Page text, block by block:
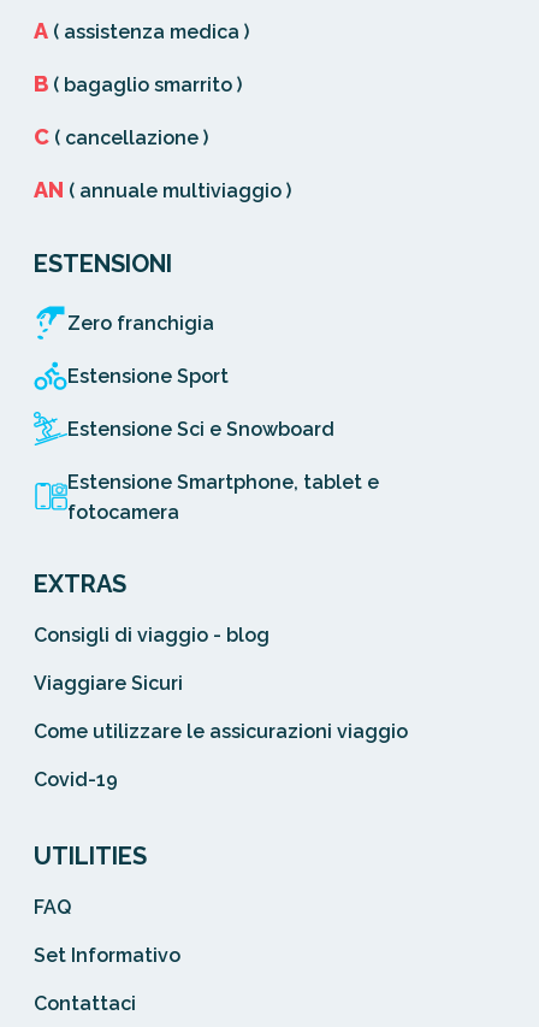
A ( assistenza medica )
B ( bagaglio smarrito )
C ( cancellazione )
AN ( annuale multiviaggio )
ESTENSIONI
Zero franchigia
Estensione Sport
Estensione Sci e Snowboard
Estensione Smartphone, tablet e
fotocamera
EXTRAS
Consigli di viaggio - blog
Viaggiare Sicuri
Come utilizzare le assicurazioni viaggio
Covid-19
UTILITIES
FAQ
Set Informativo
Contattaci